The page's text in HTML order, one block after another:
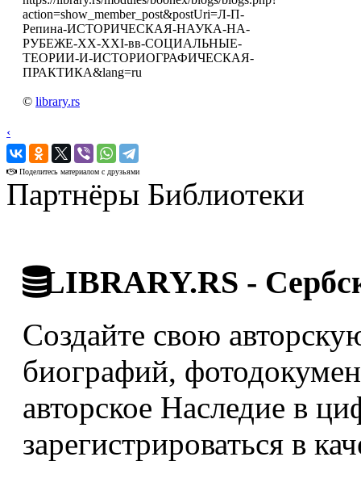
action=show_member_post&postUri=Л-П-
Репина-ИСТОРИЧЕСКАЯ-НАУКА-НА-
РУБЕЖЕ-XX-XXI-вв-СОЦИАЛЬНЫЕ-
ТЕОРИИ-И-ИСТОРИОГРАФИЧЕСКАЯ-
ПРАКТИКА&lang=ru
© library.rs
‹
›
Поделитесь материалом с друзьями
Партнёры Библиотеки
LIBRARY.RS -
Создайте свою
биографий,
авторское Наследие в
зарегистрироваться в